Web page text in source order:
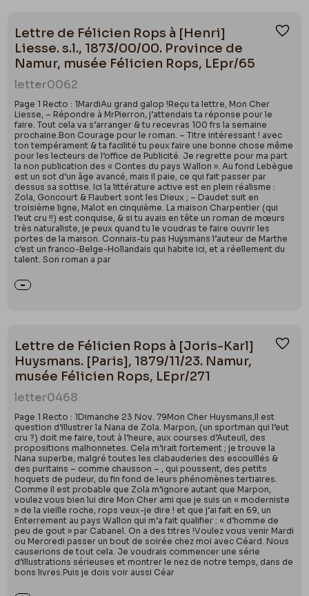
Lettre de Félicien Rops à [Henri]
Liesse. s.l., 1873/00/00. Province de
Namur, musée Félicien Rops, LEpr/65
letter0062
Page 1 Recto : 1MardiAu grand galop !Reçu ta lettre, Mon Cher
Liesse, – Répondre à MrPierron, j’attendais ta réponse pour le
faire. Tout cela va s’arranger & tu recevras 100 frs la semaine
prochaine.Bon Courage pour le roman. – Titre intéressant ! avec
ton tempérament & ta facilité tu peux faire une bonne chose même
pour les lecteurs de l’office de Publicité. Je regrette pour ma part
la non publication des « Contes du pays Wallon ». Au fond Lebègue
est un sot d’un âge avancé, mais il paie, ce qui fait passer par
dessus sa sottise. Ici la littérature active est en plein réalisme :
Zola, Goncourt & Flaubert sont les Dieux ; – Daudet suit en
troisième ligne, Malot en cinquième. La maison Charpentier (qui
l’eut cru !!) est conquise, & si tu avais en tête un roman de mœurs
très naturaliste, je peux quand tu le voudras te faire ouvrir les
portes de la maison. Connais-tu pas Huÿsmans l’auteur de Marthe
c’est un franco-Belge-Hollandais qui habite ici, et a réellement du
talent. Son roman a par
Lettre de Félicien Rops à [Joris-Karl]
Huysmans. [Paris], 1879/11/23. Namur,
musée Félicien Rops, LEpr/271
letter0468
Page 1 Recto : 1Dimanche 23 Nov. 79Mon Cher Huysmans,Il est
question d’illustrer la Nana de Zola. Marpon, (un sportman qui l’eut
cru ?) doit me faire, tout à l’heure, aux courses d’Auteuil, des
propositions malhonnetes. Cela m’irait fortement ; je trouve la
Nana superbe, malgré toutes les clabauderies des escouillés &
des puritains – comme chausson – , qui poussent, des petits
hoquets de pudeur, du fin fond de leurs phénomènes tertiaires.
Comme il est probable que Zola m’ignore autant que Marpon,
voulez vous bien lui dire Mon Cher ami que je suis un « moderniste
» de la vieille roche, rops veux-je dire ! et que j’ai fait en 69, un
Enterrement au pays Wallon qui m’a fait qualifier : « d’homme de
peu de gout » par Cabanel. On a des titres !Voulez vous venir Mardi
ou Mercredi passer un bout de soirée chez moi avec Céard. Nous
causerions de tout cela. Je voudrais commencer une série
d’illustrations sérieuses et montrer le nez de notre temps, dans de
bons livres.Puis je dois voir aussi Céar